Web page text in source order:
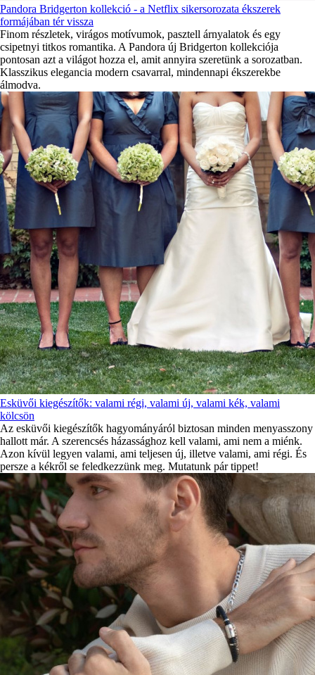
Pandora Bridgerton kollekció - a Netflix sikersorozata ékszerek
formájában tér vissza
Finom részletek, virágos motívumok, pasztell árnyalatok és egy
csipetnyi titkos romantika. A Pandora új Bridgerton kollekciója
pontosan azt a világot hozza el, amit annyira szeretünk a sorozatban.
Klasszikus elegancia modern csavarral, mindennapi ékszerekbe
álmodva.
Esküvői kiegészítők: valami régi, valami új, valami kék, valami
kölcsön
Az esküvői kiegészítők hagyományáról biztosan minden menyasszony
hallott már. A szerencsés házassághoz kell valami, ami nem a miénk.
Azon kívül legyen valami, ami teljesen új, illetve valami, ami régi. És
persze a kékről se feledkezzünk meg. Mutatunk pár tippet!